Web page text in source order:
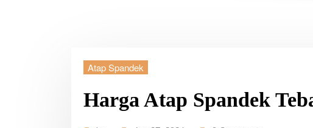
Atap Spandek
Harga Atap Spandek